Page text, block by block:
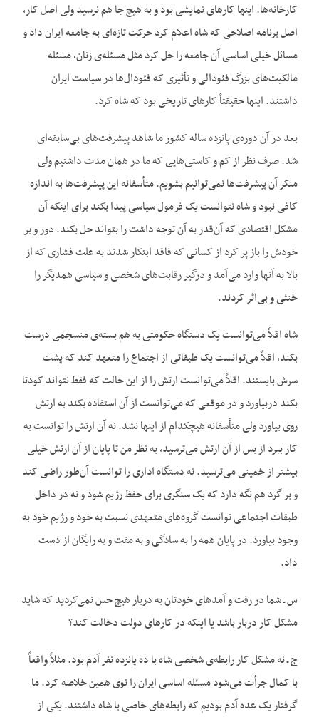
کارخانه‌ها. اینها کارهای نمایشی بود و به هیچ جا هم نرسید ولی اصل کار،
اصل برنامه اصلاحی که شاه اعلام کرد حرکت تازه‌ای به جامعه ایران داد و
مسائل خیلی اساسی آن جامعه را حل کرد مثل مسئله‌ی زنان، مسئله
مالکیت‌های بزرگ فئودالی و تأثیری که فئودال‌ها در سیاست ایران
داشتند. اینها حقیقتاً کارهای تاریخی بود که شاه کرد.
بعد در آن دوره‌ی پانزده ساله کشور ما شاهد پیشرفت‌های بی‌سابقه‌ای
شد. صرف نظر از کم و کاستی‌هایی که ما در همان مدت داشتیم ولی
منکر آن پیشرفت‌ها نمی‌توانیم بشویم. متأسفانه این پیشرفت‌ها به اندازه
کافی نبود و شاه نتوانست یک فرمول سیاسی پیدا بکند برای اینکه آن
مشکل اقتصادی که آن‌قدر به آن توجه داشت را بتواند حل بکند. دور و بر
خودش را باز پر کرد از کسانی که فاقد ابتکار شدند به علت فشاری که از
بالا به آنها وارد می‌آمد و درگیر رقابت‌های شخصی و سیاسی همدیگر را
خنثی و بی‌اثر کردند.
شاه اقلاً می‌توانست یک دستگاه حکومتی به هم بسته‌ی منسجمی درست
بکند، اقلاً می‌توانست یک طبقاتی از اجتماع را متعهد کند که پشت
سرش بایستند. اقلاً می‌توانست ارتش را از این حالت که فقط نتواند کودتا
بکند دربیاورد و در موقعی که می‌توانست از آن استفاده بکند به ارتش
روی بیاورد ولی متأسفانه هیچکدام از اینها نشد. نه آن ارتش را توانست به
کار ببرد از بس از آن ارتش می‌ترسید، به نظر من تا پایان از آن ارتش خیلی
بیشتر از خمینی می‌ترسید. نه دستگاه اداری را توانست آن‌طور راضی کند
و بر گرد هم نگه دارد که یک سنگری برای حفظ رژیم شود و نه در داخل
طبقات اجتماعی توانست گروه‌های متعهدی نسبت به خود و رژیم خود به
وجود بیاورد. در پایان همه را به سادگی و به مفت و به رایگان از دست
داد.
س ـ شما در رفت و آمدهای خودتان به دربار هیچ حس نمی‌کردید که شاید
مشکل کار دربار باشد یا اینکه در کارهای دولت دخالت کند؟
ج ـ نه مشکل کار رابطه‌ی شخصی شاه با ده پانزده نفر آدم بود. مثلاً واقعاً
با کمال جرأت می‌شود مسئله اساسی ایران را توی همین خلاصه کرد. ما
گرفتار یک عده آدم بودیم که رابطه‌های خاصی با شاه داشتند. یکی از